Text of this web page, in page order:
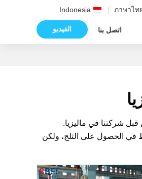
ภาษาไท
Indonesia
اتصل بنا الفيديو
إنشأؤه من قبل شركتنا في ماليزيا.
في الحصول على الثلج، ولكن